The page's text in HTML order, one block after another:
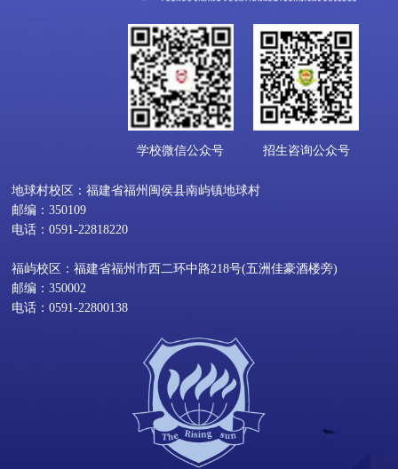
学校微信公众号 招生咨询公众号
地球村校区：福建省福州闽侯县南屿镇地球村
邮编：350109
电话：0591-22818220
福屿校区：福建省福州市西二环中路218号(五洲佳豪酒楼旁)
邮编：350002
电话：0591-22800138